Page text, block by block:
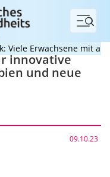
Menü
Erwachsene mit
innovative
und neue
09.10.23